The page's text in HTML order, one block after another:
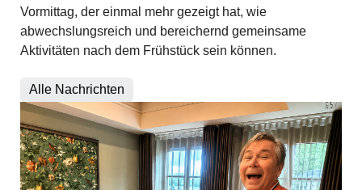
Vormittag, der einmal mehr gezeigt hat, wie
abwechslungsreich und bereichernd gemeinsame
Aktivitäten nach dem Frühstück sein können.
Alle Nachrichten